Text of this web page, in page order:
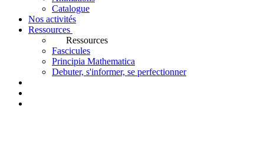
Catalogue
Nos activités
Ressources
Ressources
Fascicules
Principia Mathematica
Debuter, s'informer, se perfectionner